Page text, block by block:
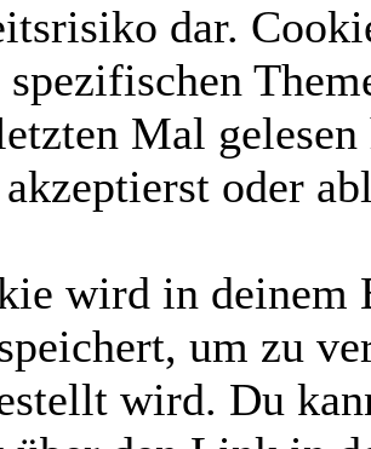
dar.
Mal
oder
wird in deinem
um zu
wird. Du